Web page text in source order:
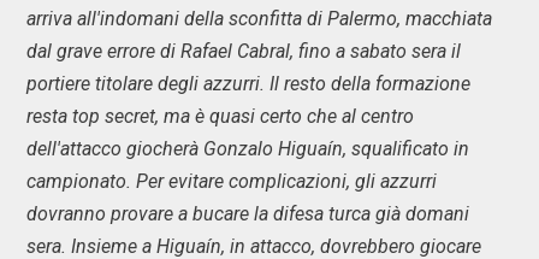
arriva all'indomani della sconfitta di Palermo, macchiata
dal grave errore di Rafael Cabral, fino a sabato sera il
portiere titolare degli azzurri. Il resto della formazione
resta top secret, ma è quasi certo che al centro
dell'attacco giocherà Gonzalo Higuaín, squalificato in
campionato. Per evitare complicazioni, gli azzurri
dovranno provare a bucare la difesa turca già domani
sera. Insieme a Higuaín, in attacco, dovrebbero giocare